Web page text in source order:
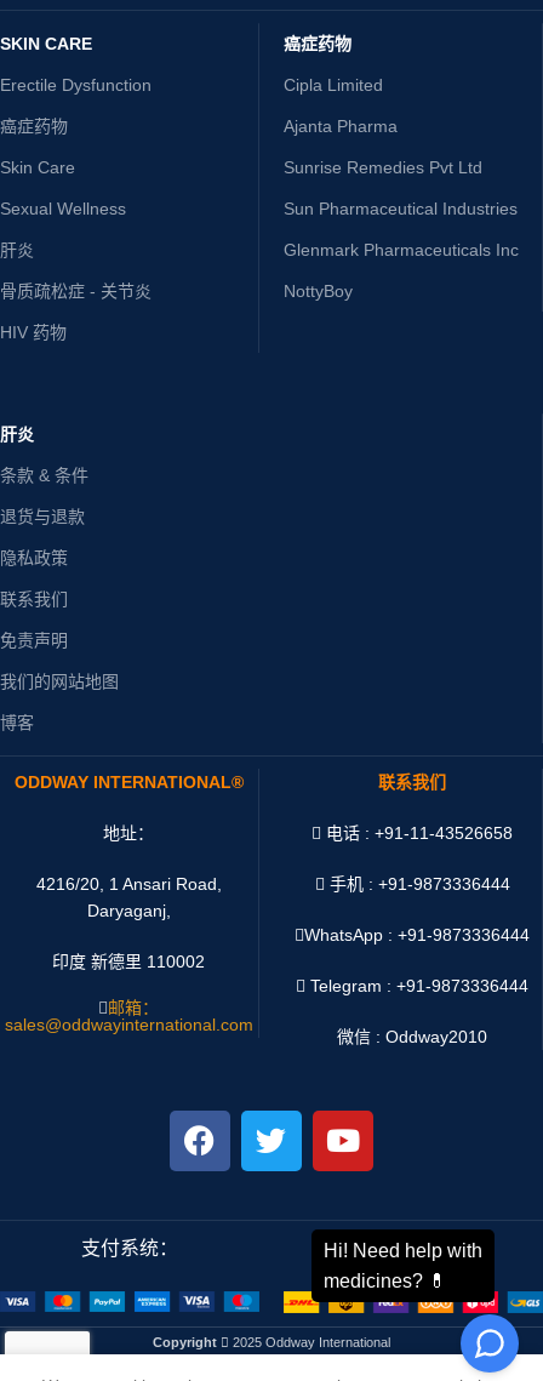
SKIN CARE
Erectile Dysfunction
癌症药物
Skin Care
Sexual Wellness
肝炎
骨质疏松症 - 关节炎
HIV 药物
癌症药物
Cipla Limited
Ajanta Pharma
Sunrise Remedies Pvt Ltd
Sun Pharmaceutical Industries
Glenmark Pharmaceuticals Inc
NottyBoy
肝炎
条款 & 条件
退货与退款
隐私政策
联系我们
免责声明
我们的网站地图
博客
ODDWAY INTERNATIONAL®
地址：
4216/20, 1 Ansari Road,
Daryaganj,
印度 新德里 110002
邮箱：
sales@oddwayinternational.com
联系我们
电话 : +91-11-43526658
手机 : +91-9873336444
WhatsApp :+91-9873336444
Telegram : +91-9873336444
微信 : Oddway2010
支付系统： 运输系统：
Copyright 2025 Oddway International